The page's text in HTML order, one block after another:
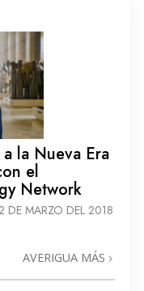
la Nueva Era
el
Network
DE MARZO DEL 2018
AVERIGUA MÁS